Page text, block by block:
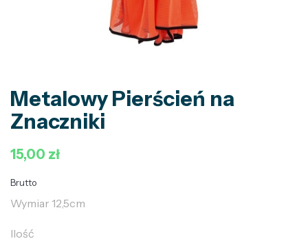
Metalowy Pierścień na
Znaczniki
15,00 zł
Brutto
Wymiar 12,5cm
Ilość